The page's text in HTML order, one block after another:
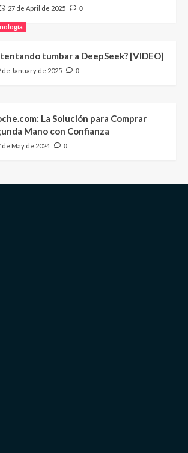
27 de April de 2025 0
tumbar a DeepSeek? [VIDEO]
de January de 2025 0
La Solución para Comprar
Mano con Confianza
de May de 2024 0